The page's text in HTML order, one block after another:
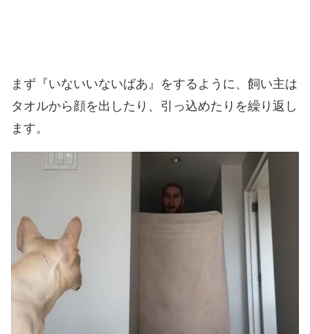
まず『いないいないばあ』をするように、飼い主は
タオルから顔を出したり、引っ込めたりを繰り返し
ます。